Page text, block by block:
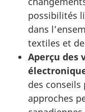
possibilités
dans
textiles et
Aperçu des
des
approches